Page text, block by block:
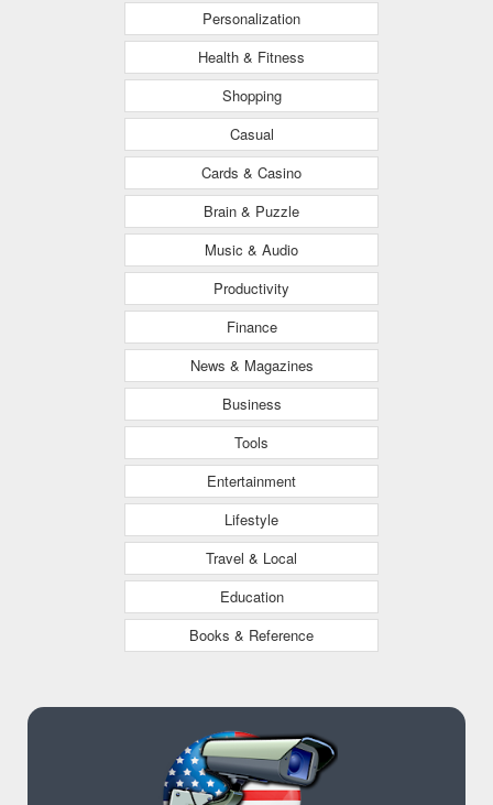
Personalization
Health & Fitness
Shopping
Casual
Cards & Casino
Brain & Puzzle
Music & Audio
Productivity
Finance
News & Magazines
Business
Tools
Entertainment
Lifestyle
Travel & Local
Education
Books & Reference